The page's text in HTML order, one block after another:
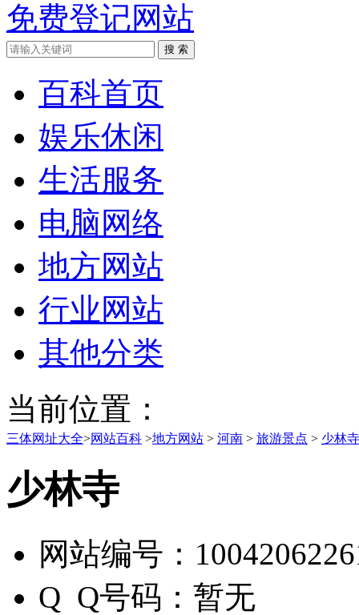
免费登记网站
搜 索
百科首页
娱乐休闲
生活服务
电脑网络
地方网站
行业网站
其他分类
当前位置：
三体网址大全>网站百科 >地方网站 > 河南 > 旅游景点 > 少林寺
少林寺
网站编号：
Q Q号码： 暂无